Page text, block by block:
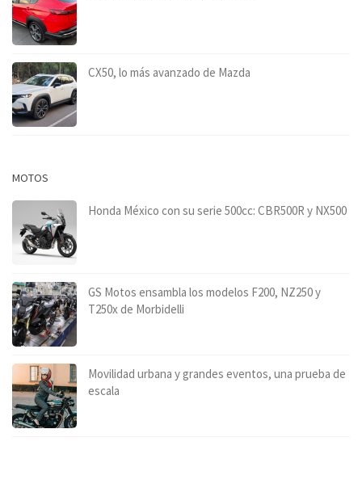
CX50, lo más avanzado de Mazda
MOTOS
Honda México con su serie 500cc: CBR500R y NX500
GS Motos ensambla los modelos F200, NZ250 y
T250x de Morbidelli
Movilidad urbana y grandes eventos, una prueba de
escala